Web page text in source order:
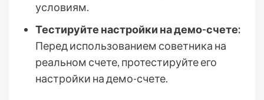
условиям.
Тестируйте настройки на демо-счете:
Перед использованием советника на
реальном счете, протестируйте его
настройки на демо-счете.